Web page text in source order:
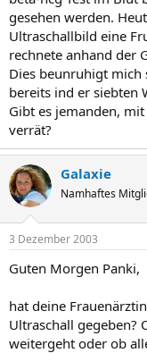
gesehen werden.
Ultraschallbild eine
rechnete anhand der
Dies beunruhigt mich
bereits ind er siebten
Gibt es jemanden,
verrät?
Galaxie
Namhaftes
3 Dezember 2003
Guten Morgen Panki,
hat deine
Ultraschall gegeben?
weitergeht oder ob